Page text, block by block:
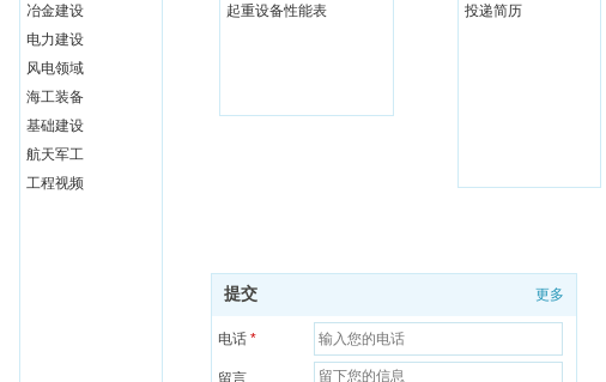
提交 更多
电话 *
留言
冶金建设
电力建设
风电领域
海工装备
基础建设
航天军工
工程视频
起重设备性能表
投递简历